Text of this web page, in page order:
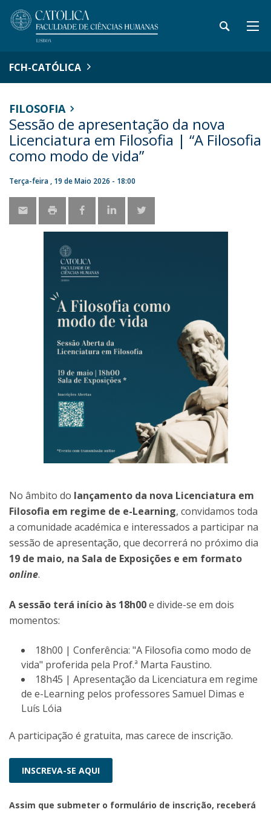
FCH-CATÓLICA
FILOSOFIA
Sessão de apresentação da nova
Licenciatura em Filosofia | “A Filosofia
como modo de vida”
Terça-feira , 19 de Maio 2026 - 18:00
No âmbito do lançamento da nova Licenciatura em
Filosofia em regime de e-Learning, convidamos toda
a comunidade académica e interessados a participar na
sessão de apresentação, que decorrerá no próximo dia
19 de maio, na Sala de Exposições e em formato
online.
A sessão terá início às 18h00e divide-se em dois
momentos:
18h00 | Conferência: "A Filosofia como modo de
vida" proferida pela Prof.ª Marta Faustino.
18h45 | Apresentação da Licenciatura em regime
de e-Learning pelos professores Samuel Dimas e
Luís Lóia
A participação é gratuita, mas carece de inscrição.
INSCREVA-SE AQUI
Assim que submeter o formulário de inscrição, receberá